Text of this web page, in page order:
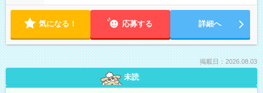
気になる！ 応募する 詳細へ
掲載日：2026.08.03
未読